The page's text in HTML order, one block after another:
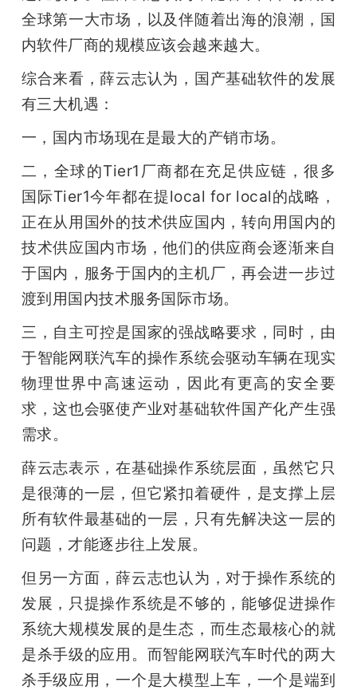
全球第一大市场，以及伴随着出海的浪潮，国
内软件厂商的规模应该会越来越大。
综合来看，薛云志认为，国产基础软件的发展
有三大机遇：
一，国内市场现在是最大的产销市场。
二，全球的Tier1厂商都在充足供应链，很多
国际Tier1今年都在提local for local的战略，
正在从用国外的技术供应国内，转向用国内的
技术供应国内市场，他们的供应商会逐渐来自
于国内，服务于国内的主机厂，再会进一步过
渡到用国内技术服务国际市场。
三，自主可控是国家的强战略要求，同时，由
于智能网联汽车的操作系统会驱动车辆在现实
物理世界中高速运动，因此有更高的安全要
求，这也会驱使产业对基础软件国产化产生强
需求。
薛云志表示，在基础操作系统层面，虽然它只
是很薄的一层，但它紧扣着硬件，是支撑上层
所有软件最基础的一层，只有先解决这一层的
问题，才能逐步往上发展。
但另一方面，薛云志也认为，对于操作系统的
发展，只提操作系统是不够的，能够促进操作
系统大规模发展的是生态，而生态最核心的就
是杀手级的应用。而智能网联汽车时代的两大
杀手级应用，一个是大模型上车，一个是端到